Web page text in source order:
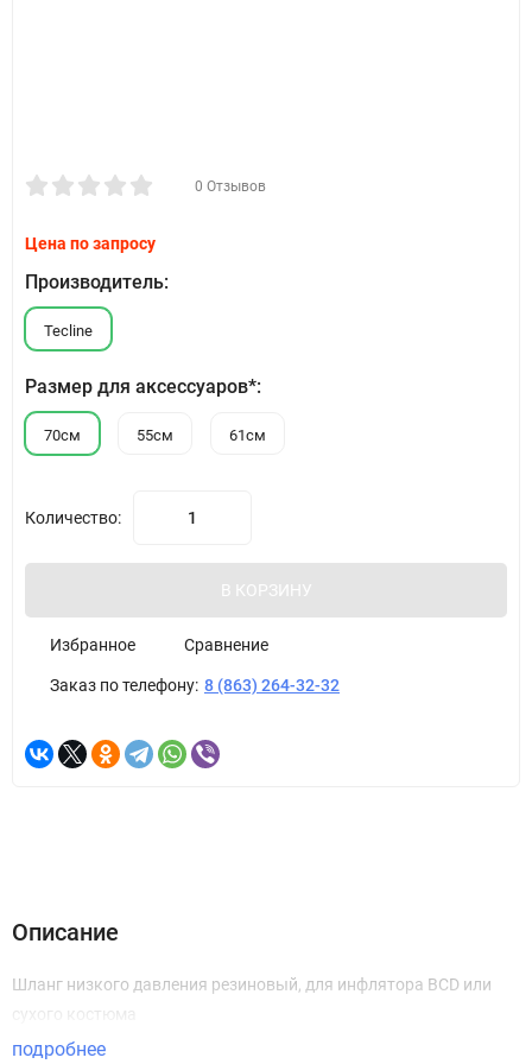
0 Отзывов
Цена по запросу
Производитель:
Tecline
Размер для аксессуаров*:
70см 55см 61см
Количество:
В КОРЗИНУ
Избранное Сравнение
Заказ по телефону: 8 (863) 264-32-32
Описание
Шланг низкого давления резиновый, для инфлятора BCD или
сухого костюма
подробнее